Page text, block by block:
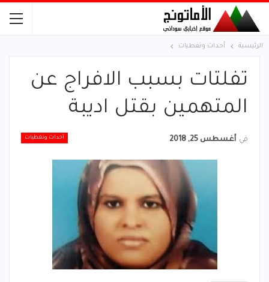
الرئيسية أحداث وتغطيات
تفلتات بسبب الافراج عن
المتهمين بقتل اديبة
أحداث وتغطيات في أغسطس 25, 2018